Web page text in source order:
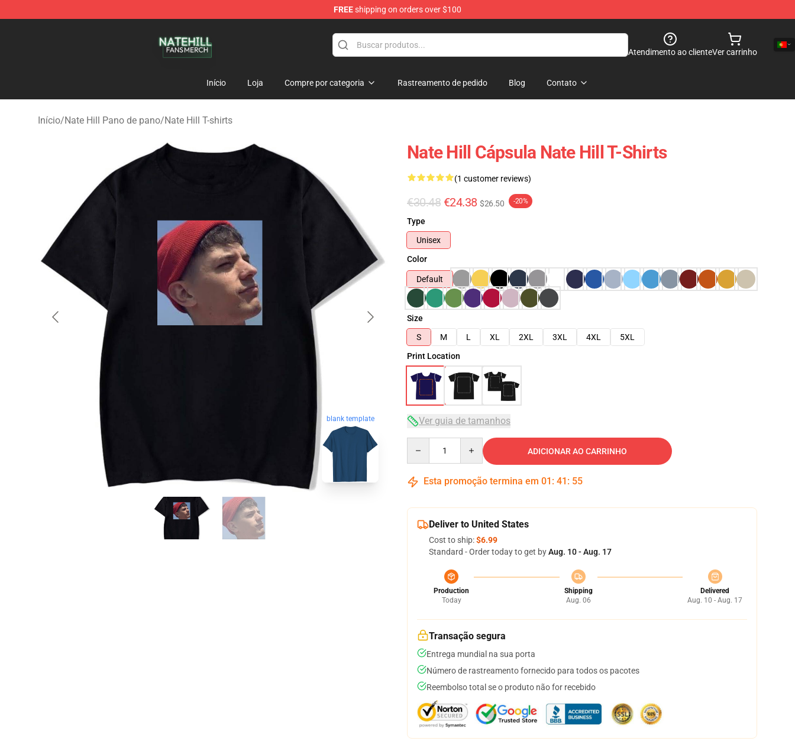
FREEshipping on orders over $100
Atendimento ao clienteVer carrinho
Início Loja Compre por categoria Rastreamento de pedido Blog Contato
Início/Nate Hill Pano de pano/Nate Hill T-shirts
blank template
Nate Hill Cápsula Nate Hill T-Shirts
(1 customer reviews)
€30.48 €24.38 $26.50 -20%
Type
Unisex
Color
Default
Size
S
M L XL 2XL 3XL 4XL
5XL
Print Location
Ver guia de tamanhos
ADICIONAR AO CARRINHO
Esta promoção termina em 01 : 41 : 54
Deliver to United States
Cost to ship:$6.99
Standard - Order today to get byAug. 10 - Aug. 17
Production
Today
Shipping
Aug. 06
Delivered
Aug. 10 - Aug. 17
Transação segura
Entrega mundial na sua porta
Número de rastreamento fornecido para todos os pacotes
Reembolso total se o produto não for recebido